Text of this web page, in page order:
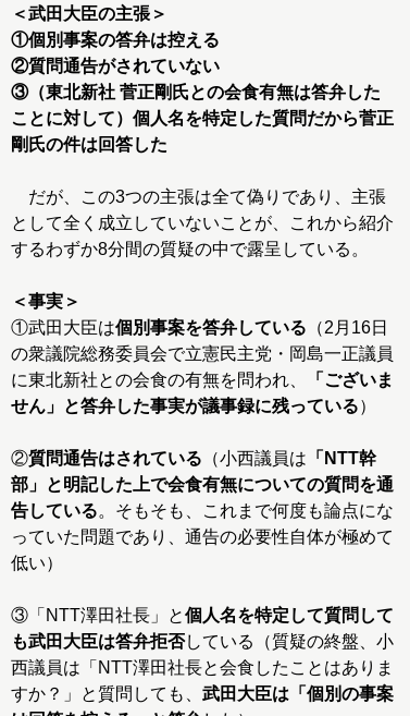
＜武田大臣の主張＞
①個別事案の答弁は控える
②質問通告がされていない
③（東北新社 菅正剛氏との会食有無は答弁した
ことに対して）個人名を特定した質問だから菅正
剛氏の件は回答した
だが、この3つの主張は全て偽りであり、主張
として全く成立していないことが、これから紹介
するわずか8分間の質疑の中で露呈している。
＜事実＞
①武田大臣は個別事案を答弁している （2月16日
の衆議院総務委員会で立憲民主党・岡島一正議員
に東北新社との会食の有無を問われ、
「ございま
せん」と答弁した事実が議事録に残っている）
②質問通告はされている （小西議員は 「NTT幹
部」と明記した上で会食有無についての質問を通
告している。そもそも、これまで何度も論点にな
っていた問題であり、通告の必要性自体が極めて
低い）
③「NTT澤田社長」と個人名を特定して質問して
も武田大臣は答弁拒否している（質疑の終盤、小
西議員は「NTT澤田社長と会食したことはありま
すか？」と質問しても、 武田大臣は「個別の事案